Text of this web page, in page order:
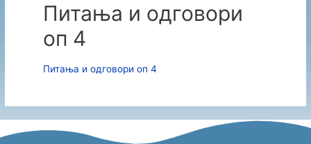
Питања и одговори
оп 4
Питања и одговори оп 4